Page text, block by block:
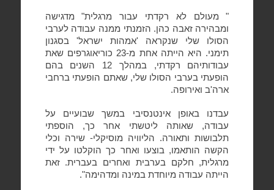
" מעולם לא רקדתי עבור מרגלית" מדגישה
ומבהירה זאבה כהן. הזמנתי ממנה עבודה לערבי
הסולו שלי שנקראה 'אמהות ישראל' בסגנון
תימני. היא הייתה אחת מ-23 כוריאוגרפים שאת
עבודותיהם רקדתי, במהלך 12 השנים בהם
הופעתי בערבי הסולו שלי, שאתם הופעתי ברחבי
ארה'ב ואירופה.
עבדנו באופן אינטנסיבי במשך שבועיים על
עבודה, שאותה ליטשתי אחר כך, הוספתי
תלבושות ותאורה. הליוויה מוסיקלי- שירה וכלי
הקשה הותאמו, בוצעו ואחר כך הוקלטו על ידי
מרגלית, חלקם בערבית ואחרים בעברית. זאת
הייתה עבודה מיוחדת במינה ומדהימה".